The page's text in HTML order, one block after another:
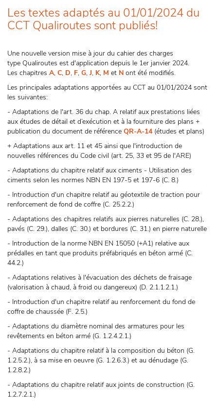
Les textes adaptés au 01/01/2024 du
CCT Qualiroutes sont publiés!
Une nouvelle version mise à jour du cahier des charges
type Qualiroutes est d'application depuis le 1er janvier 2024.
Les chapitres A, C, D, F, G, J, K, M et N ont été modifiés.
Les principales adaptations apportées au CCT au 01/01/2024 sont
les suivantes:
- Adaptations de l'art. 36 du chap. A relatif aux prestations liées
aux études de détail et d’exécution et à la fourniture des plans +
publication du document de référence QR-A-14 (études et plans)
+ Adaptations aux art. 11 et 45 ainsi que l'introduction de
nouvelles références du Code civil (art. 25, 33 et 95 de l'ARE)
- Adaptations du chapitre relatif aux ciments - Utilisation des
ciments selon les normes NBN EN 197-5 et 197-6 (C. 8.)
- Introduction d'un chapitre relatif au géotextile de traction pour
renforcement de fond de coffre (C. 25.2.2.)
- Adaptations des chapitres relatifs aux pierres naturelles (C. 28.),
pavés (C. 29.), dalles (C. 30.) et bordures (C. 31.) en pierre naturelle
- Introduction de la norme NBN EN 15050 (+A1) relative aux
prédalles en tant que produits préfabriqués en béton armé (C.
44.2.)
- Adaptations relatives à l'évacuation des déchets de fraisage
(valorisation à chaud, à froid ou dangereux) (D. 2.1.1.2.1.)
- Introduction d'un chapitre relatif au renforcement du fond de
coffre de chaussée (F. 2.5.)
- Adaptations du diamètre nominal des armatures pour les
revêtements en béton armé (G. 1.2.4.2.1.)
- Adaptations du chapitre relatif à la composition du béton (G.
1.2.5.2.), à sa mise en oeuvre (G. 1.2.6.3.) et au dénudage (G.
1.2.8.2.)
- Adaptations du chapitre relatif aux joints de construction (G.
1.2.7.2.1.)